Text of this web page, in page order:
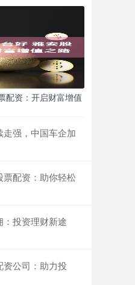
配资：开启财富增值
强，中国车企加
票配资：助你轻松
：投资理财新途
资公司：助力投